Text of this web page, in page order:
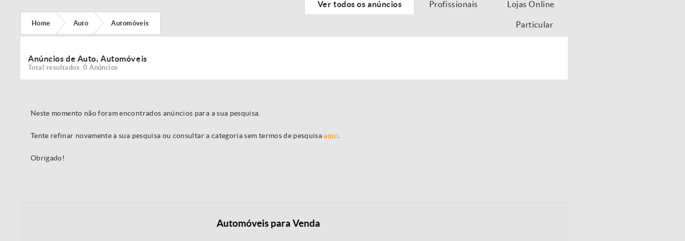
Home Auto Automóveis
Ver todos os anúncios Profissionais Lojas Online
Particular
Anúncios de Auto, Automóveis
Total resultados: 0 Anúncios
Neste momento não foram encontrados anúncios para a sua pesquisa.
Tente refinar novamente a sua pesquisa ou consultar a categoria sem termos de pesquisaaqui
Obrigado!
Automóveis para Venda